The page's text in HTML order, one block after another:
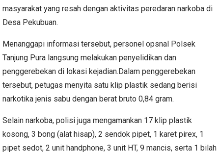
masyarakat yang resah dengan aktivitas peredaran narkoba di
Desa Pekubuan.
Menanggapi informasi tersebut, personel opsnal Polsek
Tanjung Pura langsung melakukan penyelidikan dan
penggerebekan di lokasi kejadian.Dalam penggerebekan
tersebut, petugas menyita satu klip plastik sedang berisi
narkotika jenis sabu dengan berat bruto 0,84 gram.
Selain narkoba, polisi juga mengamankan 17 klip plastik
kosong, 3 bong (alat hisap), 2 sendok pipet, 1 karet pirex, 1
pipet sedot, 2 unit handphone, 3 unit HT, 9 mancis, serta 1 bilah